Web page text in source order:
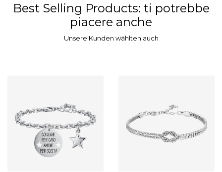
Best Selling Products: ti potrebbe
piacere anche
Unsere Kunden wählten auch